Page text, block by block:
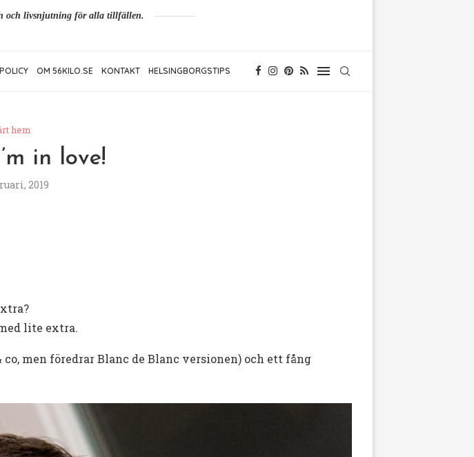
och livsnjutning för alla tillfällen.
OM 56KILO.SE KONTAKT HELSINGBORGSTIPS
hem
in love!
2019
lite extra.
men föredrar Blanc de Blanc versionen) och ett fång